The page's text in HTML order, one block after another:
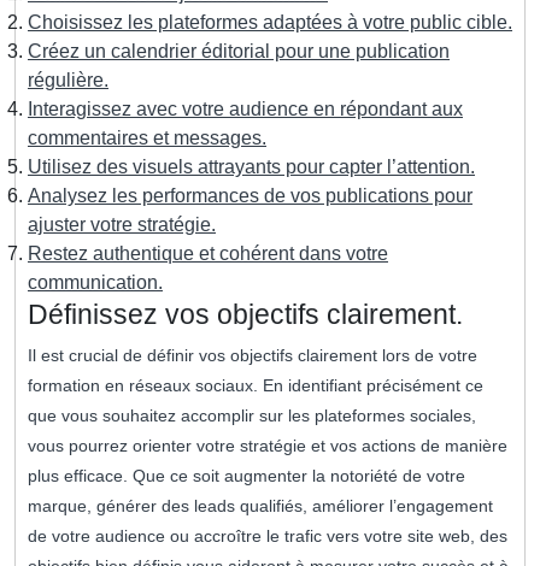
Choisissez les plateformes adaptées à votre public cible.
Créez un calendrier éditorial pour une publication
régulière.
Interagissez avec votre audience en répondant aux
commentaires et messages.
Utilisez des visuels attrayants pour capter l’attention.
Analysez les performances de vos publications pour
ajuster votre stratégie.
Restez authentique et cohérent dans votre
communication.
Définissez vos objectifs clairement.
Il est crucial de définir vos objectifs clairement lors de votre
formation en réseaux sociaux. En identifiant précisément ce
que vous souhaitez accomplir sur les plateformes sociales,
vous pourrez orienter votre stratégie et vos actions de manière
plus efficace. Que ce soit augmenter la notoriété de votre
marque, générer des leads qualifiés, améliorer l’engagement
de votre audience ou accroître le trafic vers votre site web, des